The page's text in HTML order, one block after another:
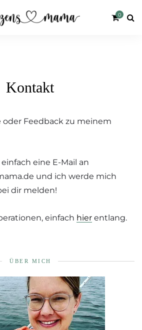
0
Kontakt
oder Feedback zu meinem
einfach eine E-Mail an
und ich werde mich
dir melden!
einfach hier entlang.
ÜBER MICH